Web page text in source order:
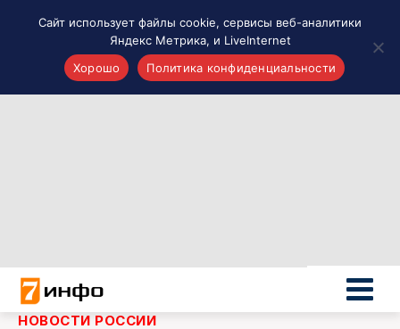
Новости России
Политика
Новости мира
НОВОСТИ РОССИИ
Сайт использует файлы cookie, сервисы веб-аналитики
Яндекс Метрика, и LiveInternet
Хорошо
Политика конфиденциальности